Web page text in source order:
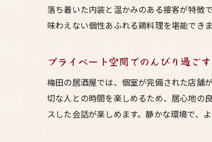
落ち着いた内装と温かみのある接客が特徴
味わえない個性あふれる鶏料理を堪能でき
プライベート空間でのんびり過ごす
梅田の居酒屋では、個室が完備された店舗
切な人との時間を楽しめるため、居心地の
スした会話が楽しめます。静かな環境で、